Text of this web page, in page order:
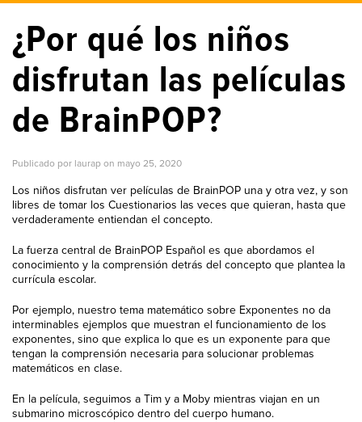
¿Por qué los niños
disfrutan las películas
de BrainPOP?
Publicado por laurap on mayo 25, 2020
Los niños disfrutan ver películas de BrainPOP una y otra vez, y son
libres de tomar los Cuestionarios las veces que quieran, hasta que
verdaderamente entiendan el concepto.
La fuerza central de BrainPOP Español es que abordamos el
conocimiento y la comprensión detrás del concepto que plantea la
currícula escolar.
Por ejemplo, nuestro tema matemático sobre Exponentes no da
interminables ejemplos que muestran el funcionamiento de los
exponentes, sino que explica lo que es un exponente para que
tengan la comprensión necesaria para solucionar problemas
matemáticos en clase.
En la película, seguimos a Tim y a Moby mientras viajan en un
submarino microscópico dentro del cuerpo humano.